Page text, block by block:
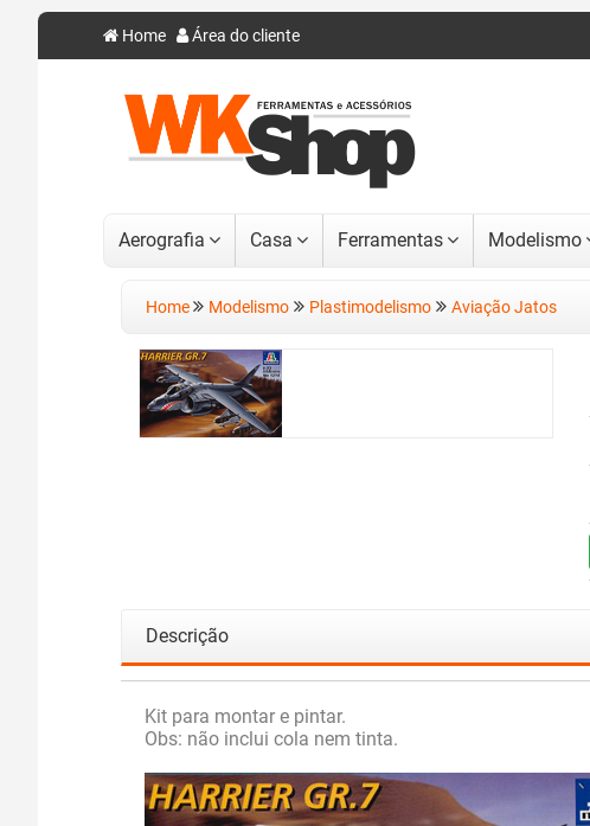
Home Área do cliente
Aerografia Casa Ferramentas Modelismo
Home Modelismo Plastimodelismo Aviação Jatos
Descrição
Kit para montar e pintar.
Obs: não inclui cola nem tinta.